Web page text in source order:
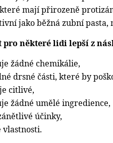
mají přirozeně
jako běžná zubní pasta,
pro některé lidi lepší z
žádné chemikálie,
drsné části, které by
citlivé,
žádné umělé ingredience,
účinky,
vlastnosti.